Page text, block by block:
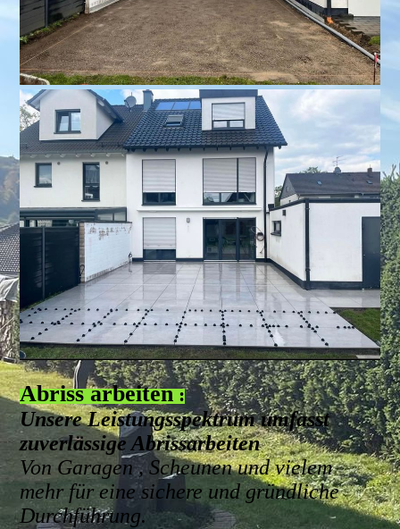
Abriss arbeiten:
Unsere Leistungsspektrum umfasst
zuverlässige Abrissarbeiten
Von Garagen , Scheunen und vielem
mehr für eine sichere und gründliche
Durchführung.